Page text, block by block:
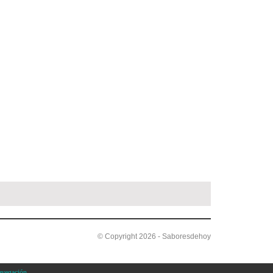
© Copyright 2026 - Saboresdehoy